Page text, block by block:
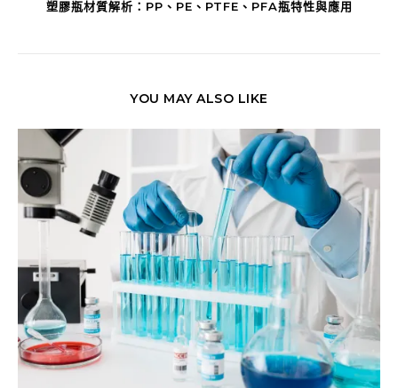
塑膠瓶材質解析：PP、PE、PTFE、PFA瓶特性與應用
YOU MAY ALSO LIKE